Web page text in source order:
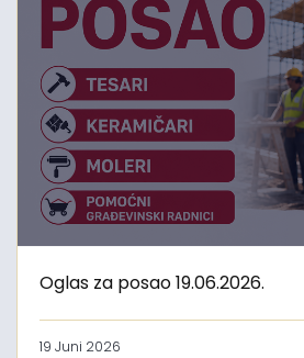
Oglas za posao 19.06.2026.
19 Juni 2026